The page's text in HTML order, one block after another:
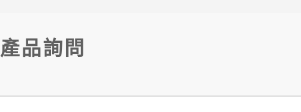
產品詢問